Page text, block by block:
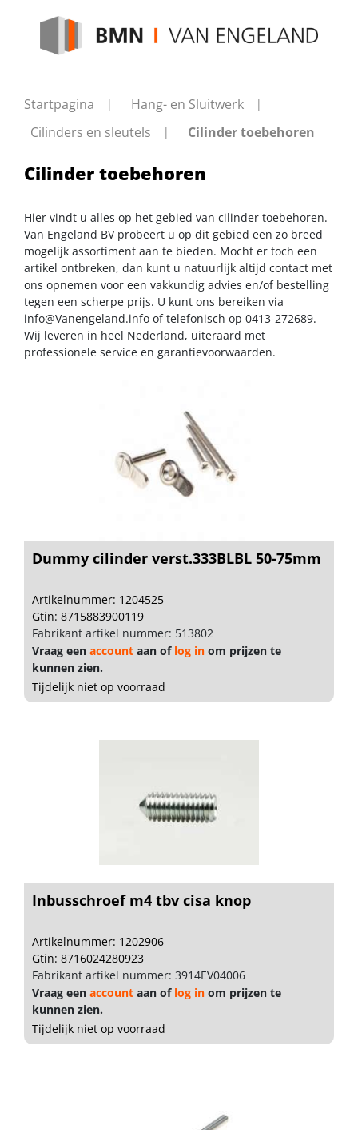
Startpagina
Hang- en Sluitwerk
Cilinders en sleutels
Cilinder toebehoren
Cilinder toebehoren
Hier vindt u alles op het gebied van cilinder toebehoren.
Van Engeland BV probeert u op dit gebied een zo breed
mogelijk assortiment aan te bieden. Mocht er toch een
artikel ontbreken, dan kunt u natuurlijk altijd contact met
ons opnemen voor een vakkundig advies en/of bestelling
tegen een scherpe prijs. U kunt ons bereiken via
info@Vanengeland.info of telefonisch op 0413-272689.
Wij leveren in heel Nederland, uiteraard met
professionele service en garantievoorwaarden.
Dummy cilinder verst.333BLBL 50-75mm
Artikelnummer: 1204525
Gtin: 8715883900119
Fabrikant artikel nummer: 513802
Vraag een account aan of log in om prijzen te
kunnen zien.
Tijdelijk niet op voorraad
Inbusschroef m4 tbv cisa knop
Artikelnummer: 1202906
Gtin: 8716024280923
Fabrikant artikel nummer: 3914EV04006
Vraag een account aan of log in om prijzen te
kunnen zien.
Tijdelijk niet op voorraad